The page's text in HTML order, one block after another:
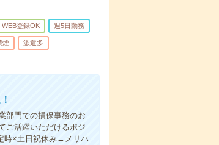
WEB登録OK 週5日勤務
煙 派遣多
部門での損保事務のお
ご活躍いただけるポジ
時×土日祝休み→メリハ